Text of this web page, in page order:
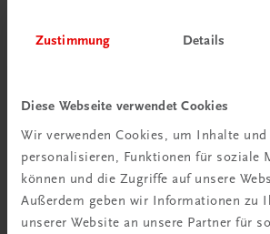
Zustimmung Details
Diese Webseite verwendet Cookies
Wir verwenden Cookies, um Inhalte und
personalisieren, Funktionen für soziale
können und die Zugriffe auf unsere
Außerdem geben wir Informationen zu
unserer Website an unsere Partner für